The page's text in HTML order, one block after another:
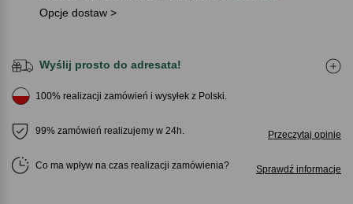
Opcje dostaw >
Wyślij prosto do adresata!
100% realizacji zamówień i wysyłek z Polski.
99% zamówień realizujemy w 24h. Przeczytaj opinie
Co ma wpływ na czas realizacji zamówienia Sprawdź informacje